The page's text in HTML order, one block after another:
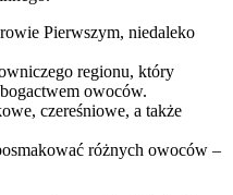
Pierwszym, niedaleko
regionu, który
owoców.
czereśniowe, a także
różnych owoców –